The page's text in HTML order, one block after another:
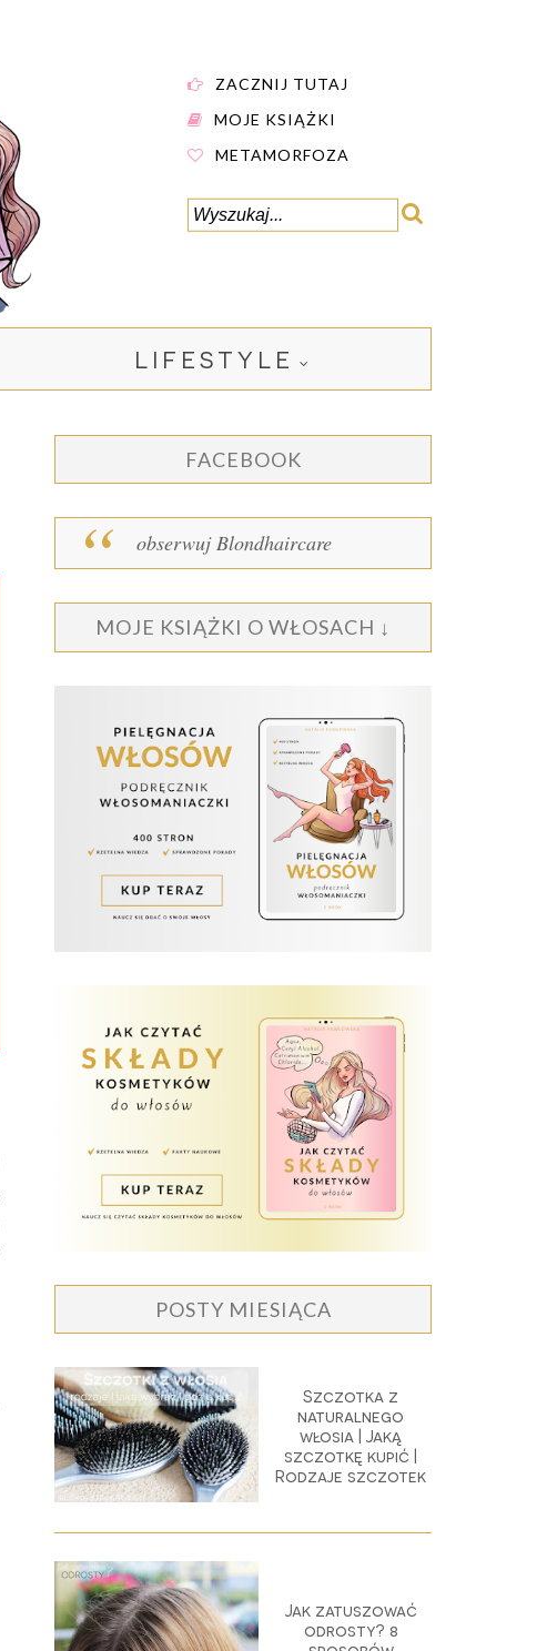
ZACZNIJ TUTAJ
MOJE KSIĄŻKI
METAMORFOZA
LIFESTYLE
FACEBOOK
obserwuj Blondhaircare
MOJE KSIĄŻKI O WŁOSACH ↓
POSTY MIESIĄCA
Szczotka z
naturalnego
włosia | Jaką
szczotkę kupić |
Rodzaje szczotek
Jak zatuszować
odrosty? 8